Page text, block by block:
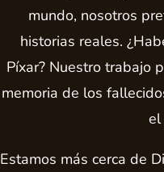
mundo, nosotros
historias reales.
Píxar? Nuestro trabajo
memoria de los
el
Estamos más cerca de